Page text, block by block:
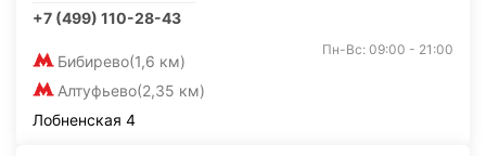
+7 (499) 110-28-43
Бибирево(1,6 км)
Алтуфьево(2,35 км)
Пн-Вс: 09:00 - 21:00
Лобненская 4